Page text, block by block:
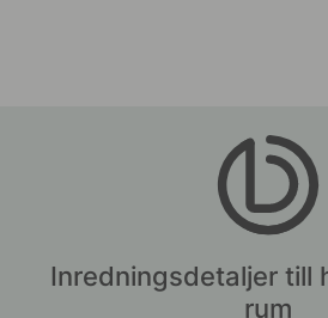
Inredningsdetaljer till
rum